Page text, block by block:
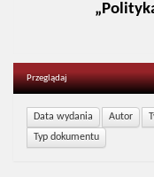
Przeglądaj